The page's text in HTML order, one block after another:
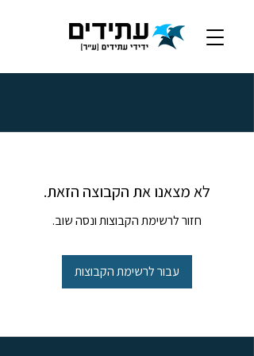
לא מצאנו את הקבוצה הזאת.
חזור לרשימת הקבוצות ונסה שוב.
עבור לרשימת הקבוצות